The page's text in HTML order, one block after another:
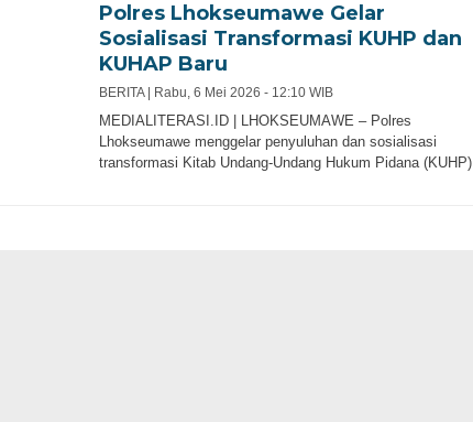
Polres Lhokseumawe Gelar
Sosialisasi Transformasi KUHP dan
KUHAP Baru
BERITA | Rabu, 6 Mei 2026 - 12:10 WIB
MEDIALITERASI.ID | LHOKSEUMAWE – Polres
Lhokseumawe menggelar penyuluhan dan sosialisasi
transformasi Kitab Undang-Undang Hukum Pidana (KUHP)